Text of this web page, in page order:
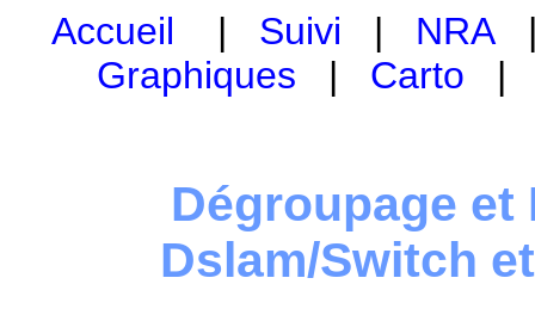
Accueil | Suivi | NRA
Graphiques | Carto
Dégroupage et
Dslam/Switch